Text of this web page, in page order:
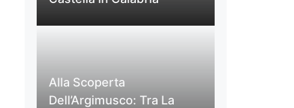
Alla Scoperta
Dell’Argimusco: Tra La